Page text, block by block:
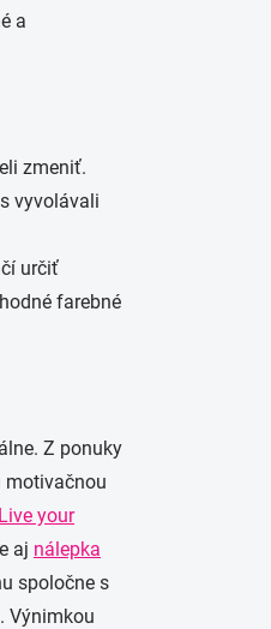
a
zmeniť.
vyvolávali
určiť
farebné
Z ponuky
motivačnou
Live your
aj nálepka
spoločne s
Výnimkou